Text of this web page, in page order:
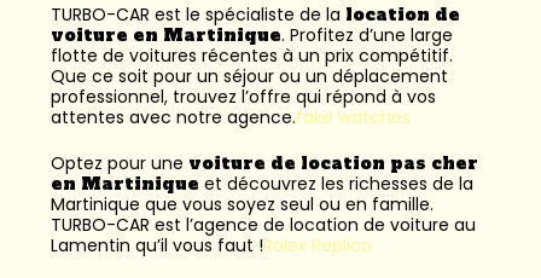
TURBO-CAR est le spécialiste de la location de
voiture en Martinique. Profitez d’une large
flotte de voitures récentes à un prix compétitif.
Que ce soit pour un séjour ou un déplacement
professionnel, trouvez l’offre qui répond à vos
attentes avec notre agence.fake watches
Optez pour une voiture de location pas cher
en Martinique et découvrez les richesses de la
Martinique que vous soyez seul ou en famille.
TURBO-CAR est l’agence de location de voiture au
Lamentin qu’il vous faut !Rolex Replica